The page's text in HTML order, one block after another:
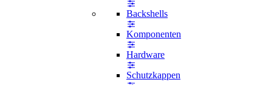
Backshells
Komponenten
Hardware
Schutzkappen